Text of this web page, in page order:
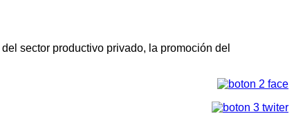
sector productivo privado, la promoción del